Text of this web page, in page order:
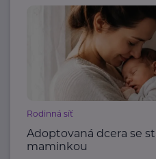
Rodinná síť
Adoptovaná dcera se
maminkou